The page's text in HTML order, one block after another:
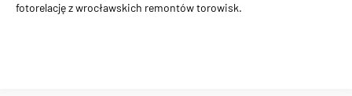
fotorelację z wrocławskich remontów torowisk.